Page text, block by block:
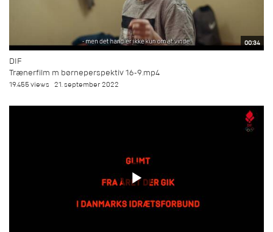
00:34
DIF
Trænerfilm m børneperspektiv 16-9.mp4
19.455 views 21. september 2022